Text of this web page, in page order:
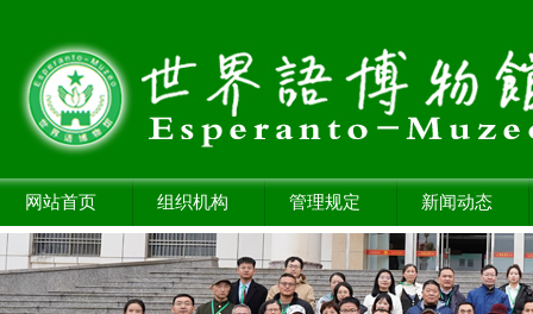
网站首页 组织机构 管理规定 新闻动态